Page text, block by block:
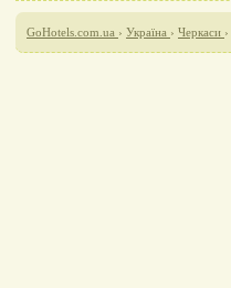
GoHotels.com.ua › Україна › Черкаси ›